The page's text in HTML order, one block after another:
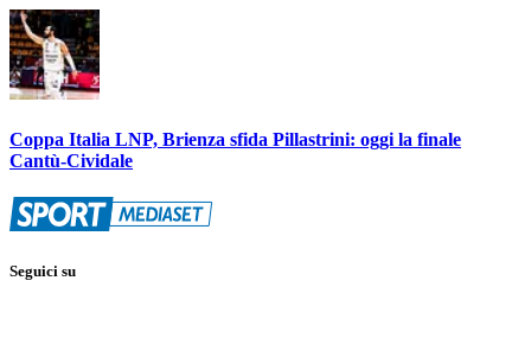
Coppa Italia LNP, Brienza sfida Pillastrini: oggi la finale
Cantù-Cividale
Seguici su